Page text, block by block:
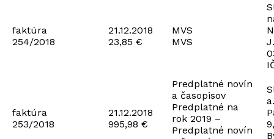
faktúra
254/2018
21.12.2018
23,85 €
MVS
MVS
faktúra
253/2018
21.12.2018
995,98 €
Predplatné novín
a časopisov
Predplatné na
rok 2019 –
Predplatné novín